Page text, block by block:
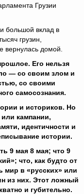
Грузии
большой вклад в
грузин,
вернулась домой.
Его нельзя
— со своим злом и
со своими
самосознания.
и историков. Но
кампании,
идентичности и
истории.
9 мая 8 мая; что 9
что, как будто от
мир в «русских» или
из них. Этот ложный
и губительно.